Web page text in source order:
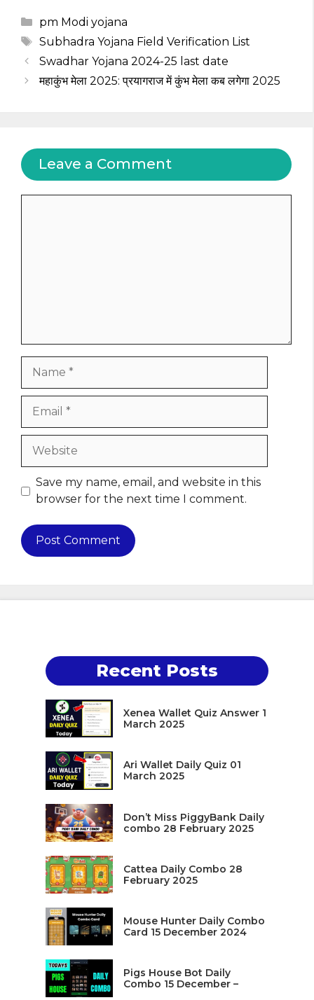
Categories
pm Modi yojana
Tags
Subhadra Yojana Field Verification List
Swadhar Yojana 2024-25 last date
महाकुंभ मेला 2025: प्रयागराज में कुंभ मेला कब लगेगा 2025
Leave a Comment
Website
Save my name, email, and website in this
browser for the next time I comment.
Recent Posts
Xenea Wallet Quiz Answer 1
March 2025
Ari Wallet Daily Quiz 01
March 2025
Don’t Miss PiggyBank Daily
combo 28 February 2025
Cattea Daily Combo 28
February 2025
Mouse Hunter Daily Combo
Card 15 December 2024
Pigs House Bot Daily
Combo 15 December –